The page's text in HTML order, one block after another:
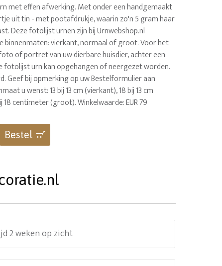
met effen afwerking. Met onder een handgemaakt
uit tin - met pootafdrukje, waarin zo'n 5 gram haar
Deze fotolijst urnen zijn bij Urnwebshop.nl
binnenmaten: vierkant, normaal of groot. Voor het
of portret van uw dierbare huisdier, achter een
fotolijst urn kan opgehangen of neergezet worden.
Geef bij opmerking op uw Bestelformulier aan
u wenst: 13 bij 13 cm (vierkant), 18 bij 13 cm
centimeter (groot). Winkelwaarde: EUR 79
Bestel
2 weken op zicht